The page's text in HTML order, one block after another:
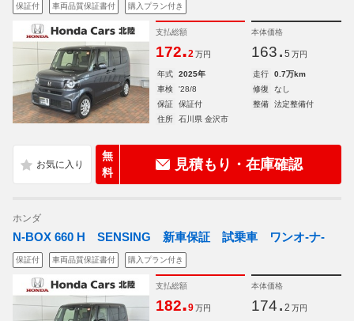
保証付 車両品質保証書付 購入プラン付き
支払総額
172.2 万円
本体価格
163. 5 万円
年式 2025年 走行
0.7万km
車検
'28/8 修復
なし
保証
保証付 整備
法定整備付
住所
石川県 金沢市
無
料
見積もり・在庫確認
ホンダ
N-BOX 660 H SENSING 新車保証 試乗車 ワンオ-ナ-
保証付 車両品質保証書付 購入プラン付き
支払総額
182.9 万円
本体価格
174. 2 万円